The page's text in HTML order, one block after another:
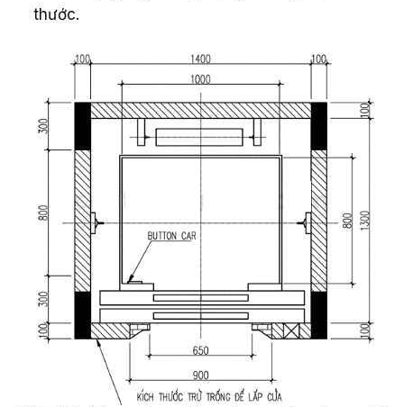
thước.